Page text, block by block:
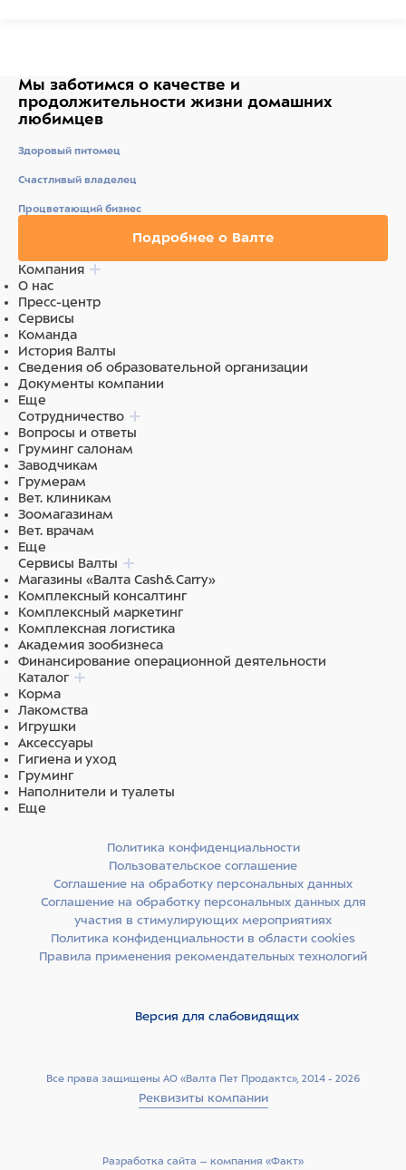
Мы заботимся о качестве и
продолжительности жизни домашних
любимцев
Здоровый питомец
Счастливый владелец
Процветающий бизнес
Подробнее о Валте
Компания
О нас
Пресс-центр
Сервисы
Команда
История Валты
Сведения об образовательной организации
Документы компании
Еще
Сотрудничество
Вопросы и ответы
Груминг салонам
Заводчикам
Грумерам
Вет. клиникам
Зоомагазинам
Вет. врачам
Еще
Сервисы Валты
Магазины «Валта Cash&Carry»
Комплексный консалтинг
Комплексный маркетинг
Комплексная логистика
Академия зообизнеса
Финансирование операционной деятельности
Каталог
Корма
Лакомства
Игрушки
Аксессуары
Гигиена и уход
Груминг
Наполнители и туалеты
Еще
Все права защищены АО «Валта Пет Продактс», 2014 - 2026
Реквизиты компании
Политика конфиденциальности
Пользовательское соглашение
Соглашение на обработку персональных данных
Соглашение на обработку персональных данных для
участия в стимулирующих мероприятиях
Политика конфиденциальности в области cookies
Правила применения рекомендательных технологий
Версия для слабовидящих
Разработка сайта –­ компания «Факт»